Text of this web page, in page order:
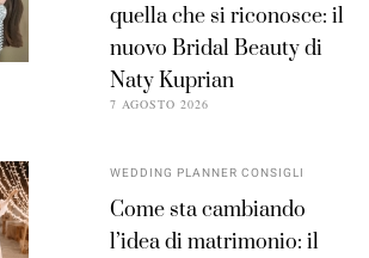
quella che si riconosce: il
nuovo Bridal Beauty di
Naty Kuprian
7 AGOSTO 2026
WEDDING PLANNER CONSIGLI
Come sta cambiando
l’idea di matrimonio: il